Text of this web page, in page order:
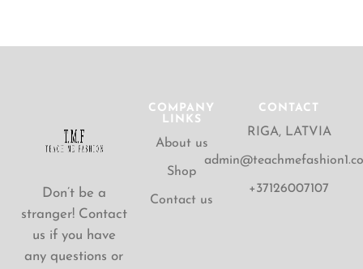
Don’t be a
stranger! Contact
us if you have
any questions or
COMPANY
LINKS
About us
Shop
Contact us
CONTACT
RIGA, LATVIA
+37126007107